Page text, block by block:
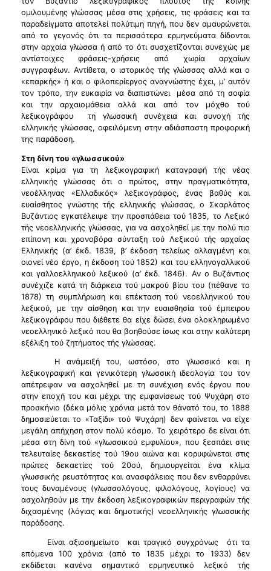
ομιλουμένης γλώσσας μέσα στις χρήσεις, τις φράσεις και τα
παραδείγματα αποτελεί πολύτιμη πηγή, που δεν αμαυρώνεται
από το γεγονός ότι τα περισσότερα ερμηνεύματα δίδονται
στην αρχαία γλώσσα ή από το ότι συσχετίζονται συνεχώς με
αντίστοιχες φράσεις-χρήσεις από χωρία αρχαίων
συγγραφέων. Αντίθετα, ο ιστορικός τής γλώσσας αλλά και ο
«επαρκής» ή και ο φιλοπερίεργος αναγνώστης έχει, μ’ αυτόν
τον τρόπο, την ευκαιρία να διαπιστώνει ­ μέσα από τη σοφία
και την αρχαιομάθεια αλλά και από τον μόχθο τού
λεξικογράφου ­ τη γλωσσική συνέχεια και συνοχή τής
ελληνικής γλώσσας, οφειλόμενη στην αδιάσπαστη προφορική
της παράδοση.
Στη δίνη του «γλωσσικού»
Είναι κρίμα για τη λεξικογραφική καταγραφή τής νέας
ελληνικής γλώσσας ότι ο πρώτος, στην πραγματικότητα,
νεοέλληνας «Ελλαδικός» λεξικογράφος, ένας βαθύς και
ευαίσθητος γνώστης τής ελληνικής γλώσσας, ο Σκαρλάτος
Βυζάντιος εγκατέλειψε την προσπάθεια τού 1835, το Λεξικό
τής νεοελληνικής γλώσσας, για να ασχοληθεί με την πολύ πιο
επίπονη και χρονοβόρα σύνταξη τού Λεξικού τής αρχαίας
Ελληνικής (α’ έκδ. 1839, β’ έκδοση τελείως αλλαγμένη και
οιονεί νέο έργο, η έκδοση τού 1852) και του ελληνογαλλικού
και γαλλοελληνικού λεξικού (α’ έκδ. 1846). Αν ο Βυζάντιος
συνέχιζε κατά τη διάρκεια τού μακρού βίου του (πέθανε το
1878) τη συμπλήρωση και επέκταση τού νεοελληνικού του
λεξικού, με την αίσθηση και την ευαισθησία τού έμπειρου
λεξικογράφου που διέθετε θα είχε δώσει ένα ολοκληρωμένο
νεοελληνικό λεξικό που θα βοηθούσε ίσως και στην καλύτερη
εξέλιξη τού ζητήματος τής γλώσσας.
Η ανάμειξή του, ωστόσο, στο γλωσσικό και η
λεξικογραφική και γενικότερη γλωσσική ιδεολογία του τον
απέτρεψαν να ασχοληθεί με τη συνέχιση ενός έργου που
στην εποχή του και μέχρι της εμφανίσεως τού Ψυχάρη στο
προσκήνιο (δέκα μόλις χρόνια μετά τον θάνατό του, το 1888
δημοσιεύεται το «Ταξίδι» τού Ψυχάρη) δεν φαίνεται να είχε
μεγάλη απήχηση στον πολύ κόσμο. Το χειρότερο δε είναι ότι
μέσα στη δίνη τού «γλωσσικού εμφυλίου», που ξεσπάει στις
τελευταίες δεκαετίες τού 19ου αιώνα και κορυφώνεται στις
πρώτες δεκαετίες τού 20ού, δημιουργείται ένα κλίμα
γλωσσικής ρευστότητας και ανασφάλειας που δεν ενθαρρύνει
τους δυναμένους (γλωσσολόγους, φιλολόγους, λογίους) να
ασχοληθούν με την έκδοση λεξικογραφικών περιγραφών τής
διχασμένης (λόγιας και δημοτικής) νεοελληνικής γλωσσικής
παράδοσης.
Είναι αξιοσημείωτο ­ και τραγικό συγχρόνως ­ ότι τα
επόμενα 100 χρόνια (από το 1835 μέχρι το 1933) δεν
εκδίδεται κανένα σημαντικό ερμηνευτικό λεξικό τής